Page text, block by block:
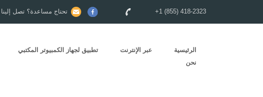
تحتاج مساعدة؟ تصل إلينا +1 (855) 418-2323
الرئيسية عبر الإنترنت تطبيق لجهاز الكمبيوتر المكتبي
نحن